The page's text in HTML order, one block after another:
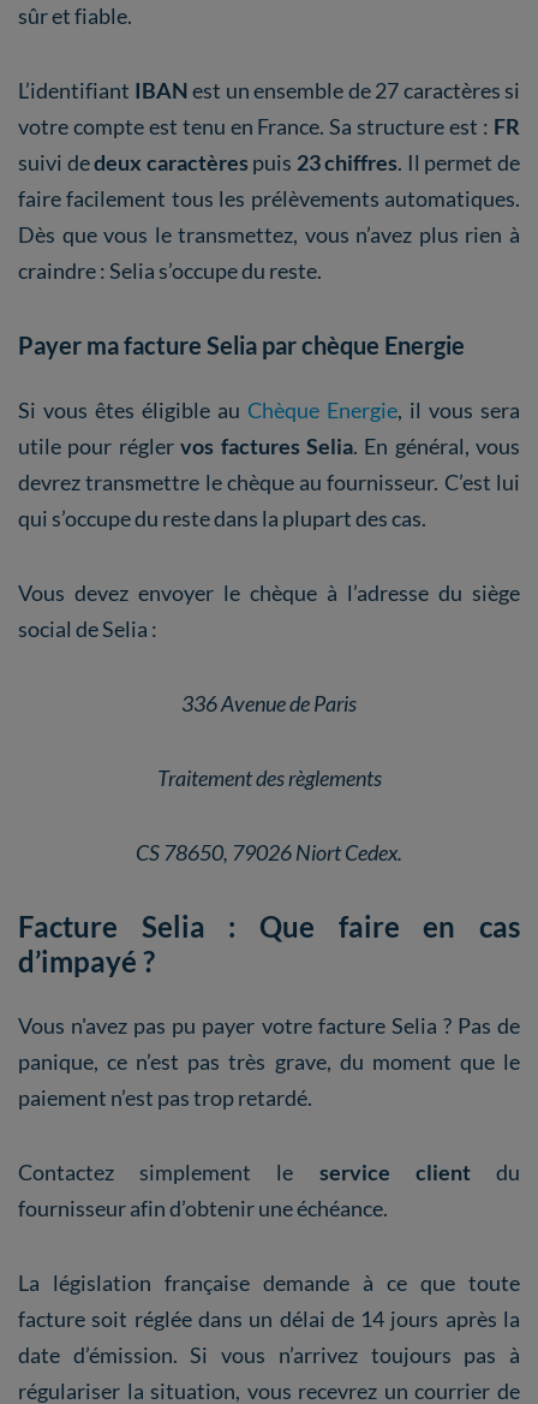
sûr et fiable.
L’identifiant IBANest un ensemble de 27 caractères si
votre compte est tenu en France. Sa structure est : FR
suivi dedeux caractères puis 23 chiffres. Il permet de
faire facilement tous les prélèvements automatiques.
Dès que vous le transmettez, vous n’avez plus rien à
craindre : Selia s’occupe du reste.
Payer ma facture Selia par chèque Energie
Si vous êtes éligible au Chèque Energie, il vous sera
utile pour réglervos factures Selia. En général, vous
devrez transmettre le chèque au fournisseur. C’est lui
qui s’occupe du reste dans la plupart des cas.
Vous devez envoyer le chèque à l’adresse du siège
social de Selia :
336 Avenue de Paris
Traitement des règlements
CS 78650, 79026 Niort Cedex.
Facture Selia : Que faire en cas
d’impayé ?
Vous n'avez pas pu payer votre facture Selia ? Pas de
panique, ce n’est pas très grave, du moment que le
paiement n’est pas trop retardé.
Contactez simplement le service clientdu
fournisseur afin d’obtenir une échéance.
La législation française demande à ce que toute
facture soit réglée dans un délai de 14 jours après la
date d’émission. Si vous n’arrivez toujours pas à
régulariser la situation, vous recevrez un courrier de